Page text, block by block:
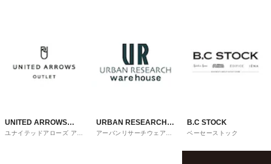
UNITED ARROWS
OUTLET
ユナイテッドアローズ アウ
URBAN RESEARCH
ware house
アーバンリサーチウェアハ
B.C STOCK
ベーセーストック